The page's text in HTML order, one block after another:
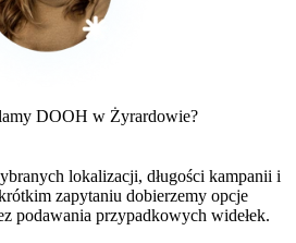
DOOH w Żyrardowie?
lokalizacji, długości kampanii i
zapytaniu dobierzemy opcje
podawania przypadkowych widełek.